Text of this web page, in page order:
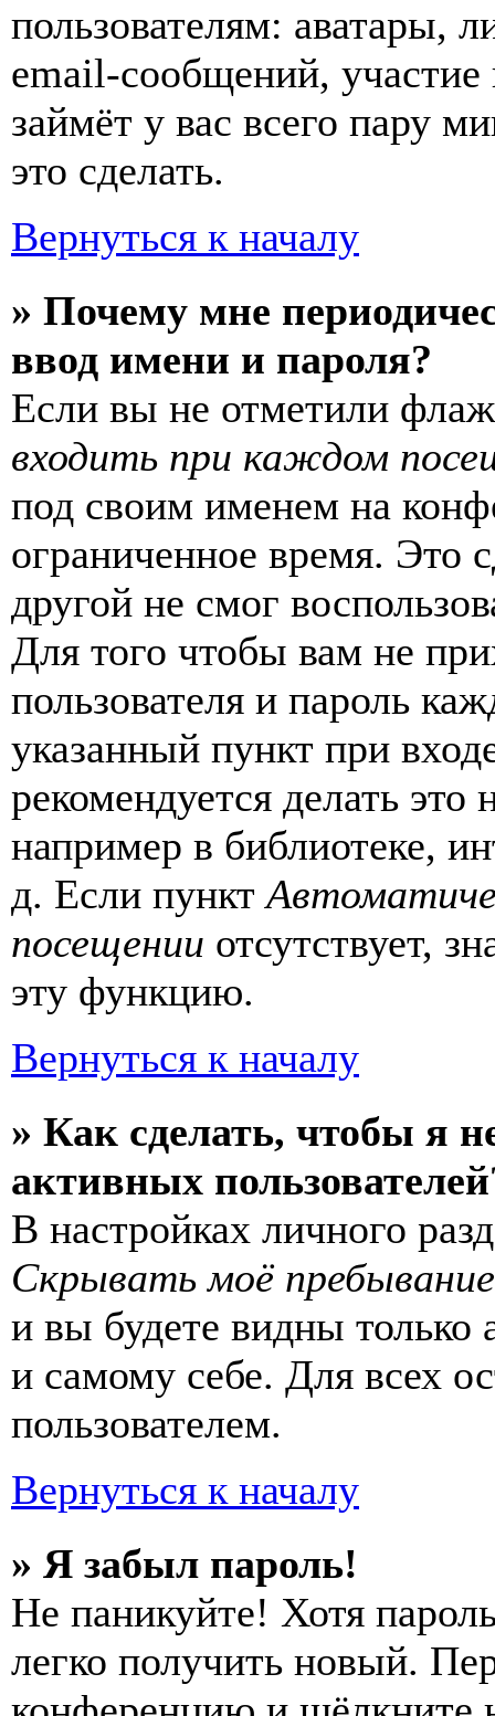
пользователям: аватары,
email-сообщений, участие
займёт у вас всего пару
это сделать.
Вернуться к началу
» Почему мне
ввод имени и пароля?
Если вы не отметили
входить при каждом
под своим именем на
ограниченное время. Это
другой не смог
Для того чтобы вам не
пользователя и пароль
указанный пункт при
рекомендуется делать
например в библиотеке,
д. Если пункт
посещении отсутствует,
эту функцию.
Вернуться к началу
» Как сделать, чтобы я
активных
В настройках личного
Скрывать моё
и вы будете видны только
и самому себе. Для всех
пользователем.
Вернуться к началу
» Я забыл пароль!
Не паникуйте! Хотя
легко получить новый.